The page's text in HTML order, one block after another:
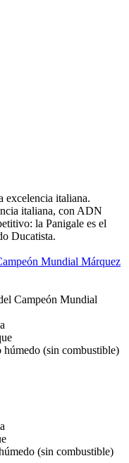
excelencia italiana.
italiana, con ADN
la Panigale es el
Ducatista.
Mundial Márquez
Campeón Mundial
húmedo (sin combustible)
(sin combustible)